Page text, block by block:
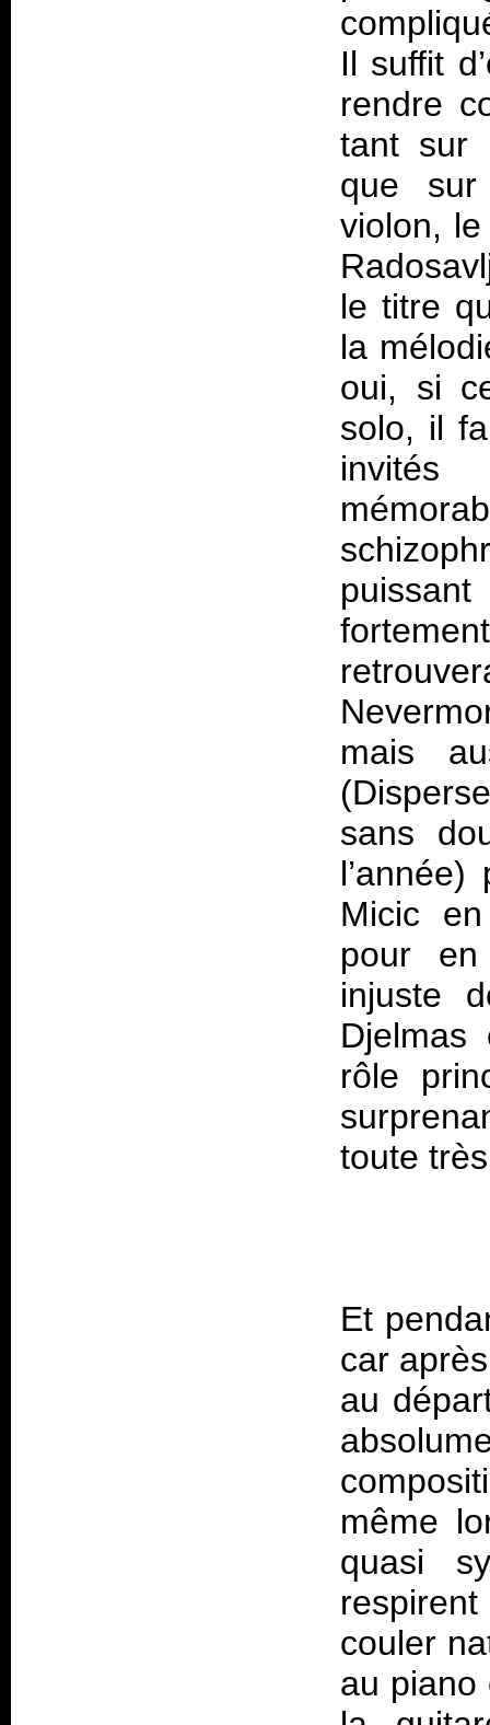
Il suffit
rendre
tant sur
que
violon,
le titre
la
oui, si
solo, il
invités
mais
sans
Micic
pour
injuste
rôle
toute
Et
car
au
même
quasi
couler
au piano